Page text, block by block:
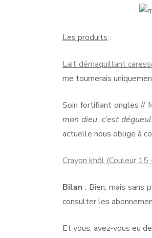
Les produits :
Lait démaquillant
me tournerais
Soin fortifiant ongles //
mon dieu, c’est
actuelle nous oblige à
Crayon khôl (Couleur
Bilan : Bien, mais sans
consulter les
Et vous, avez-vous eu